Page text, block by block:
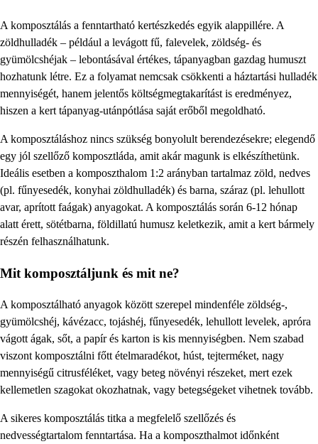
A komposztálás a fenntartható kertészkedés egyik alappillére. A
zöldhulladék – például a levágott fű, falevelek, zöldség- és
gyümölcshéjak – lebontásával értékes, tápanyagban gazdag humuszt
hozhatunk létre. Ez a folyamat nemcsak csökkenti a háztartási hulladék
mennyiségét, hanem jelentős költségmegtakarítást is eredményez,
hiszen a kert tápanyag-utánpótlása saját erőből megoldható.
A komposztáláshoz nincs szükség bonyolult berendezésekre; elegendő
egy jól szellőző komposztláda, amit akár magunk is elkészíthetünk.
Ideális esetben a komposzthalom 1:2 arányban tartalmaz zöld, nedves
(pl. fűnyesedék, konyhai zöldhulladék) és barna, száraz (pl. lehullott
avar, aprított faágak) anyagokat. A komposztálás során 6-12 hónap
alatt érett, sötétbarna, földillatú humusz keletkezik, amit a kert bármely
részén felhasználhatunk.
Mit komposztáljunk és mit ne?
A komposztálható anyagok között szerepel mindenféle zöldség-,
gyümölcshéj, kávézacc, tojáshéj, fűnyesedék, lehullott levelek, apróra
vágott ágak, sőt, a papír és karton is kis mennyiségben. Nem szabad
viszont komposztálni főtt ételmaradékot, húst, tejterméket, nagy
mennyiségű citrusféléket, vagy beteg növényi részeket, mert ezek
kellemetlen szagokat okozhatnak, vagy betegségeket vihetnek tovább.
A sikeres komposztálás titka a megfelelő szellőzés és
nedvességtartalom fenntartása. Ha a komposzthalmot időnként